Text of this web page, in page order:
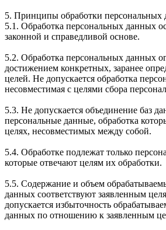
5. Принципы обработки персональных
5.1. Обработка персональных данных
законной и справедливой основе.
5.2. Обработка персональных данных
достижением конкретных, заранее
целей. Не допускается обработка
несовместимая с целями сбора
5.3. Не допускается объединение баз
персональные данные, обработка
целях, несовместимых между собой.
5.4. Обработке подлежат только
которые отвечают целям их обработки.
5.5. Содержание и объем
данных соответствуют заявленным
допускается избыточность
данных по отношению к заявленным